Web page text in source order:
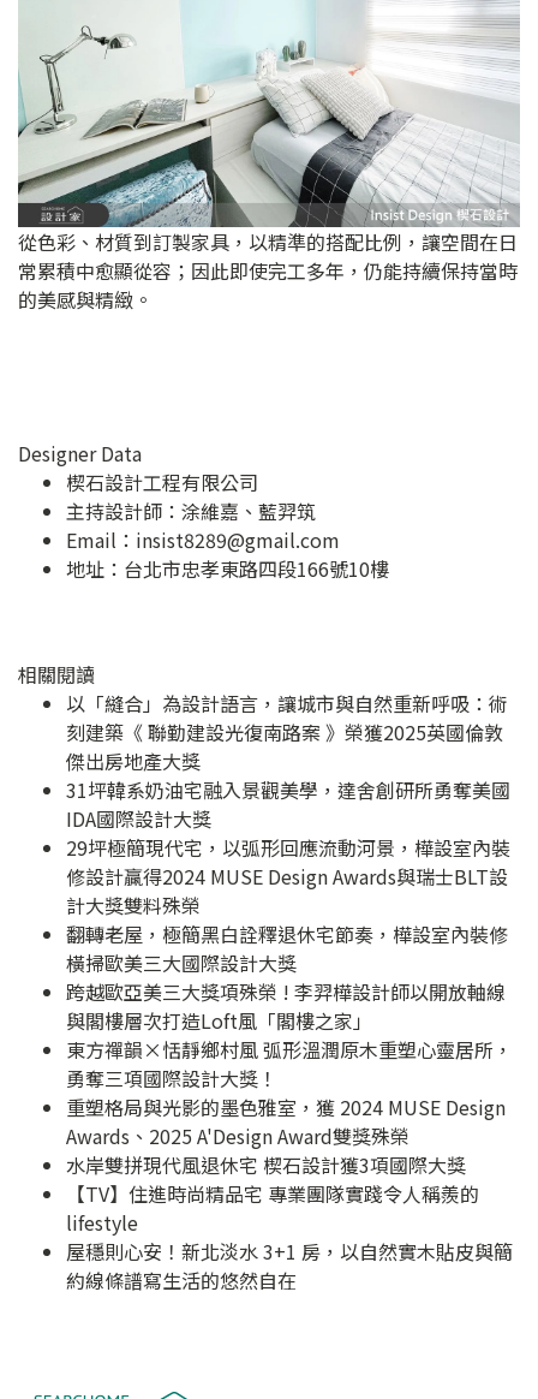
從色彩、材質到訂製家具，以精準的搭配比例，讓空間在日
常累積中愈顯從容；因此即使完工多年，仍能持續保持當時
的美感與精緻。
Designer Data
楔石設計工程有限公司
主持設計師：涂維嘉、藍羿筑
Email： insist8289@gmail.com
地址： 台北市忠孝東路四段166號10樓
相關閱讀
以「縫合」為設計語言，讓城市與自然重新呼吸：術
刻建築《 聯勤建設光復南路案 》榮獲2025英國倫敦
傑出房地產大獎
31坪韓系奶油宅融入景觀美學，達舍創研所勇奪美國
IDA國際設計大獎
29坪極簡現代宅，以弧形回應流動河景，樺設室內裝
修設計贏得2024 MUSE Design Awards與瑞士BLT設
計大獎雙料殊榮
翻轉老屋，極簡黑白詮釋退休宅節奏，樺設室內裝修
橫掃歐美三大國際設計大獎
跨越歐亞美三大獎項殊榮 ! 李羿樺設計師以開放軸線
與閣樓層次打造Loft風「閣樓之家」
東方禪韻×恬靜鄉村風 弧形溫潤原木重塑心靈居所，
勇奪三項國際設計大獎！
重塑格局與光影的墨色雅室，獲 2024 MUSE Design
Awards、2025 A'Design Award雙獎殊榮
水岸雙拼現代風退休宅 楔石設計獲3項國際大獎
【TV】住進時尚精品宅 專業團隊實踐令人稱羨的
lifestyle
屋穩則心安！新北淡水 3+1 房，以自然實木貼皮與簡
約線條譜寫生活的悠然自在